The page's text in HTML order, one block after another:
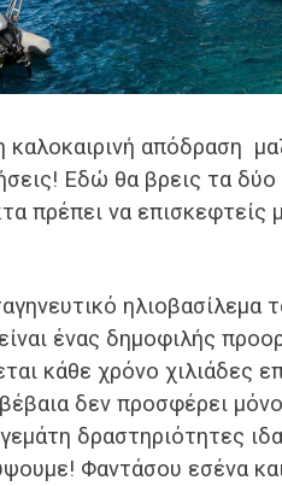
καλοκαιρινή απόδραση
Εδώ θα βρεις τα δύο
πρέπει να επισκεφτείς
ηλιοβασίλεμα
ένας δημοφιλής
κάθε χρόνο χιλιάδες
δεν προσφέρει
δραστηριότητες
Φαντάσου εσένα